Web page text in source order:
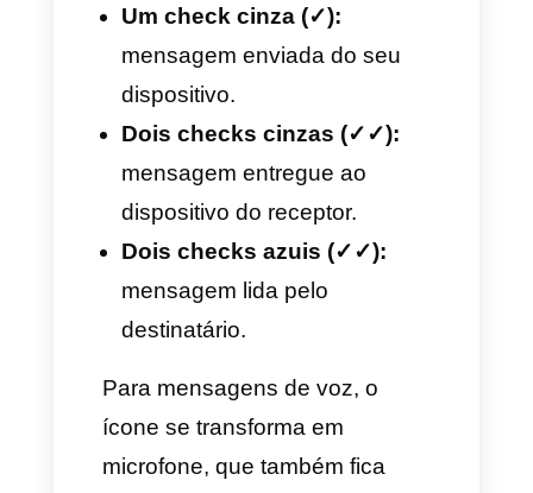
centralizam a comunicação do
seu negócio.
O que são as
confirmações de leitura
no WhatsApp?
As confirmações de leitura são
pequenos ícones visuais que o
WhatsApp utiliza para mostrar o
status de uma mensagem: